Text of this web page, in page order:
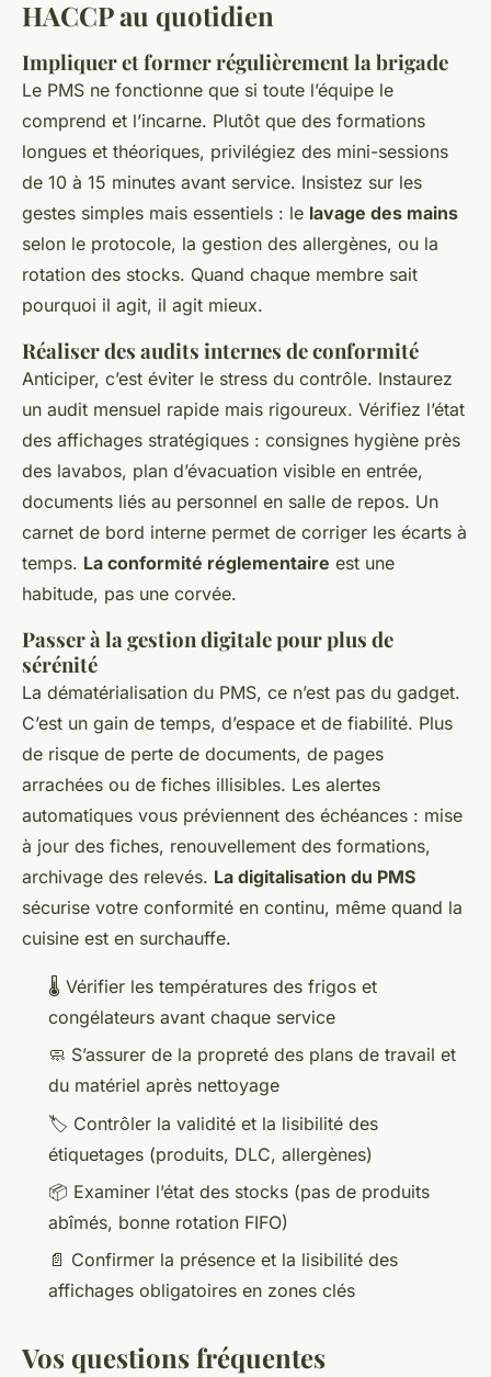
HACCP au quotidien
Impliquer et former régulièrement la brigade
Le PMS ne fonctionne que si toute l’équipe le
comprend et l’incarne. Plutôt que des formations
longues et théoriques, privilégiez des mini-sessions
de 10 à 15 minutes avant service. Insistez sur les
gestes simples mais essentiels : le lavage des mains
selon le protocole, la gestion des allergènes, ou la
rotation des stocks. Quand chaque membre sait
pourquoi il agit, il agit mieux.
Réaliser des audits internes de conformité
Anticiper, c’est éviter le stress du contrôle. Instaurez
un audit mensuel rapide mais rigoureux. Vérifiez l’état
des affichages stratégiques : consignes hygiène près
des lavabos, plan d’évacuation visible en entrée,
documents liés au personnel en salle de repos. Un
carnet de bord interne permet de corriger les écarts à
temps. La conformité réglementaire est une
habitude, pas une corvée.
Passer à la gestion digitale pour plus de
sérénité
La dématérialisation du PMS, ce n’est pas du gadget.
C’est un gain de temps, d’espace et de fiabilité. Plus
de risque de perte de documents, de pages
arrachées ou de fiches illisibles. Les alertes
automatiques vous préviennent des échéances : mise
à jour des fiches, renouvellement des formations,
archivage des relevés. La digitalisation du PMS
sécurise votre conformité en continu, même quand la
cuisine est en surchauffe.
🌡️ Vérifier les températures des frigos et
congélateurs avant chaque service
🧼 S’assurer de la propreté des plans de travail et
du matériel après nettoyage
🏷️ Contrôler la validité et la lisibilité des
étiquetages (produits, DLC, allergènes)
📦 Examiner l’état des stocks (pas de produits
abîmés, bonne rotation FIFO)
📄 Confirmer la présence et la lisibilité des
affichages obligatoires en zones clés
Vos questions fréquentes